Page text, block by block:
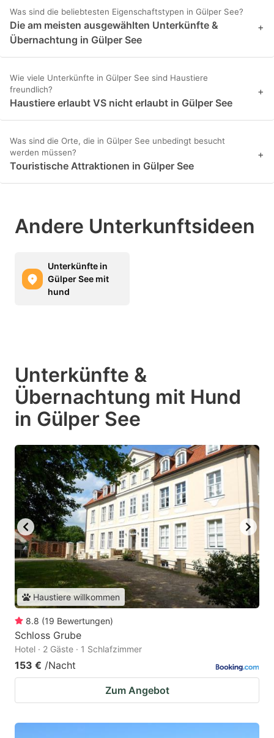
Was sind die beliebtesten Eigenschaftstypen in Gülper See?
Die am meisten ausgewählten Unterkünfte &
Übernachtung in Gülper See
+
Wie viele Unterkünfte in Gülper See sind Haustiere
freundlich?
Haustiere erlaubt VS nicht erlaubt in Gülper See
+
Was sind die Orte, die in Gülper See unbedingt besucht
werden müssen?
Touristische Attraktionen in Gülper See
+
Andere Unterkunftsideen
Unterkünfte in
Gülper See mit
hund
Unterkünfte &
Übernachtung mit Hund
in Gülper See
Haustiere willkommen
8.8 (19 Bewertungen)
Schloss Grube
Hotel · 2 Gäste · 1 Schlafzimmer
153 € /Nacht
Zum Angebot